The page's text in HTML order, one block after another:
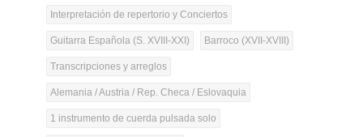
Interpretación de repertorio y Conciertos
Guitarra Española (S. XVIII-XXI) Barroco (XVII-XVIII)
Transcripciones y arreglos
Alemania / Austria / Rep. Checa / Eslovaquia
1 instrumento de cuerda pulsada solo